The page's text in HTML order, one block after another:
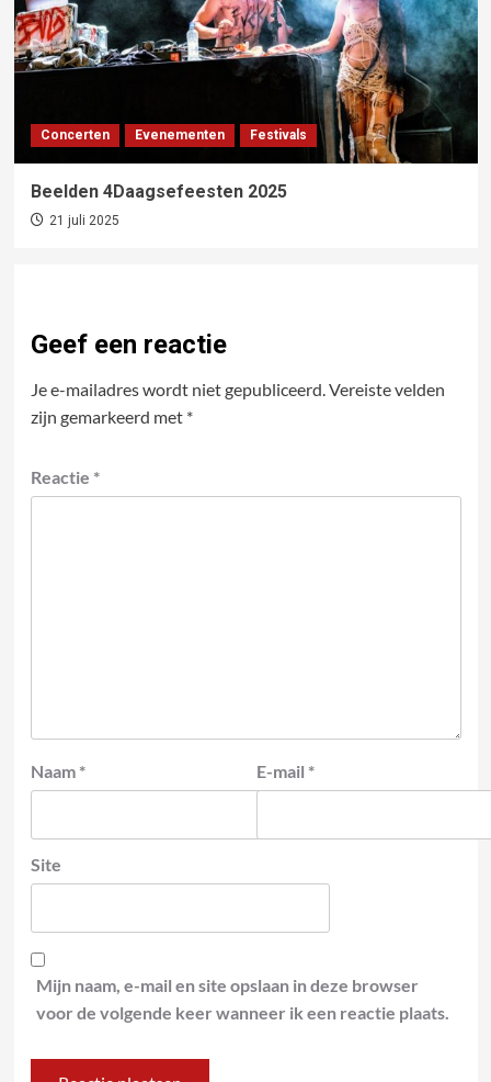
Concerten Evenementen Festivals
Beelden 4Daagsefeesten 2025
21 juli 2025
Geef een reactie
Je e-mailadres wordt niet gepubliceerd.Vereiste velden
zijn gemarkeerd met *
Reactie *
Naam * E-mail *
Site
Mijn naam, e-mail en site opslaan in deze browser
voor de volgende keer wanneer ik een reactie plaats.